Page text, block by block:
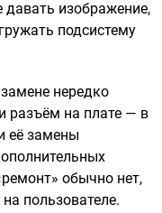
изображение,
подсистему
нередко
разъём на плате — в
её замены
обычно нет,
пользователе.